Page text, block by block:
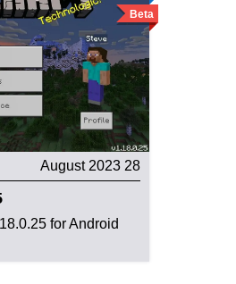
Beta
28 August 2023
for Android